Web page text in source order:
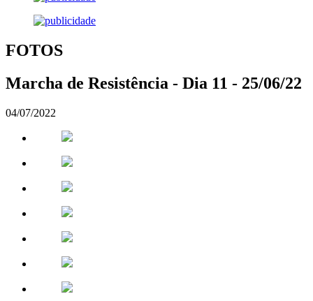
FOTOS
Marcha de Resistência - Dia 11 - 25/06/22
04/07/2022